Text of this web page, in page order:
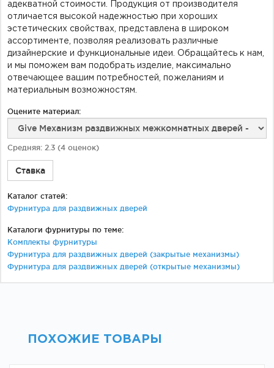
адекватной стоимости. Продукция от производителя
отличается высокой надежностью при хороших
эстетических свойствах, представлена в широком
ассортименте, позволяя реализовать различные
дизайнерские и функциональные идеи. Обращайтесь к нам,
и мы поможем вам подобрать изделие, максимально
отвечающее вашим потребностей, пожеланиям и
материальным возможностям.
Оцените материал:
Средняя: 2.3 (4 оценок)
Ставка
Каталог статей:
Фурнитура для раздвижных дверей
Каталоги фурнитуры по теме:
Комплекты фурнитуры
Фурнитура для раздвижных дверей (закрытые механизмы)
Фурнитура для раздвижных дверей (открытые механизмы)
ПОХОЖИЕ ТОВАРЫ